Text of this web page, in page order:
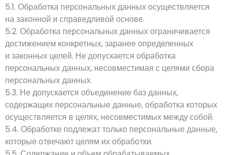
5.1. Обработка персональных данных осуществляется
на законной и справедливой основе.
5.2. Обработка персональных данных ограничивается
достижением конкретных, заранее определенных
и законных целей. Не допускается обработка
персональных данных, несовместимая с целями сбора
персональных данных.
5.3. Не допускается объединение баз данных,
содержащих персональные данные, обработка которых
осуществляется в целях, несовместимых между собой.
5.4. Обработке подлежат только персональные данные,
которые отвечают целям их обработки.